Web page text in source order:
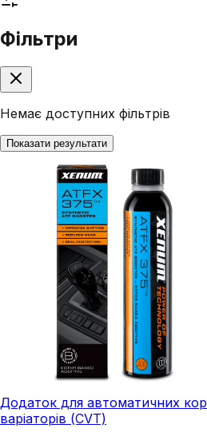
Фільтри
Немає доступних фільтрів
Показати результати
Додаток для автоматичних
варіаторів (CVT)